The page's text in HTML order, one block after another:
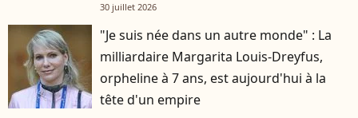
30 juillet 2026
"Je suis née dans un autre monde" : La
milliardaire Margarita Louis-Dreyfus,
orpheline à 7 ans, est aujourd'hui à la
tête d'un empire